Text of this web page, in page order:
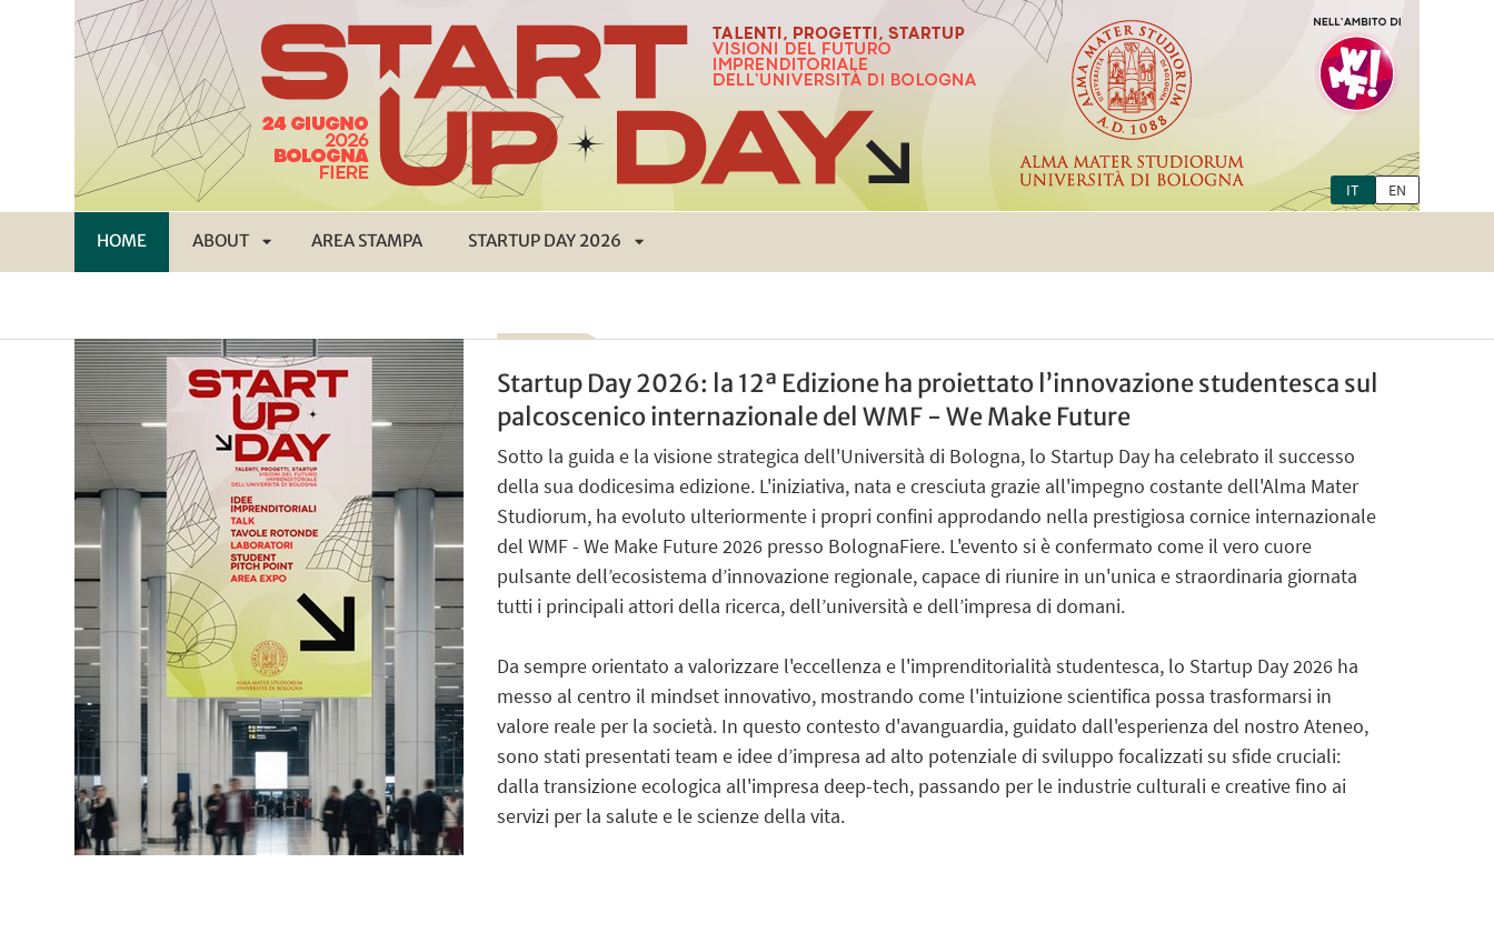
IT EN
HOME ABOUT
SOTTOMENÙ
AREA STAMPA STARTUP DAY 2026
Startup Day 2026: la 12ª Edizione ha proiettato l’innovazione studentesca sul
palcoscenico internazionale del WMF - We Make Future
Sotto la guida e la visione strategica dell'Università di Bologna, lo Startup Day ha celebrato il successo
della sua dodicesima edizione. L'iniziativa, nata e cresciuta grazie all'impegno costante dell'Alma Mater
Studiorum, ha evoluto ulteriormente i propri confini approdando nella prestigiosa cornice internazionale
del WMF - We Make Future 2026 presso BolognaFiere. L'evento si è confermato come il vero cuore
pulsante dell’ecosistema d’innovazione regionale, capace di riunire in un'unica e straordinaria giornata
tutti i principali attori della ricerca, dell’università e dell’impresa di domani.
Da sempre orientato a valorizzare l'eccellenza e l'imprenditorialità studentesca, lo Startup Day 2026 ha
messo al centro il mindset innovativo, mostrando come l'intuizione scientifica possa trasformarsi in
valore reale per la società. In questo contesto d'avanguardia, guidato dall'esperienza del nostro Ateneo,
sono stati presentati team e idee d’impresa ad alto potenziale di sviluppo focalizzati su sfide cruciali:
dalla transizione ecologica all'impresa deep-tech, passando per le industrie culturali e creative fino ai
servizi per la salute e le scienze della vita.